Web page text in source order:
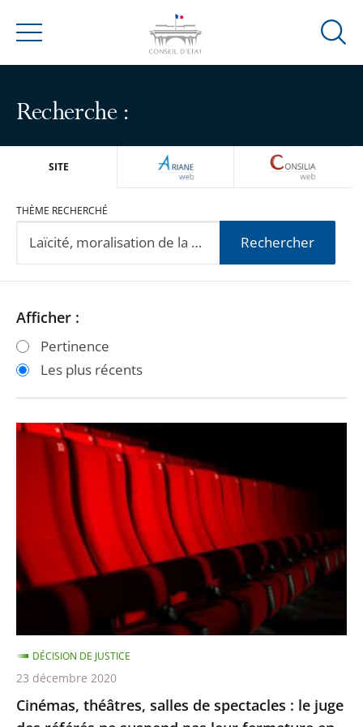
Menu
Ouvrir
Recherche :
SITE ARIANEWEB
THÈME RECHERCHÉ
Rechercher
Passer
les
filtres
après
Passer
les
filtres
avant
Afficher :
Pertinence
Les plus récents
Cinémas,
théâtres,
spectacles
:
le
juge
référés
ne
suspend
pas
Cinémas, théâtres, salles de spectacles : le juge
DÉCISION DE JUSTICE
23 décembre 2020